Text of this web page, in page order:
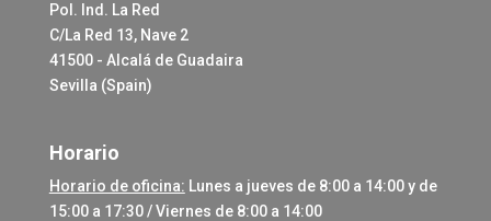
Pol. Ind. La Red
C/La Red 13, Nave 2
41500 - Alcalá de Guadaira
Sevilla (Spain)
Horario
Horario de oficina: Lunes a jueves de 8:00 a 14:00 y de
15:00 a 17:30 / Viernes de 8:00 a 14:00